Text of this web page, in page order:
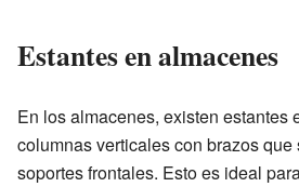
Estantes en almacenes
En los almacenes, existen estantes
columnas verticales con brazos que
soportes frontales. Esto es ideal